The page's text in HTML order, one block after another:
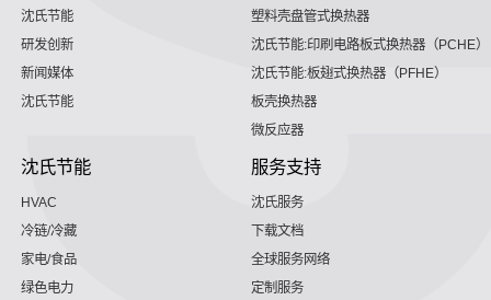
沈氏节能
研发创新
新闻媒体
沈氏节能
塑料壳盘管式换热器
沈氏节能:印刷电路板式换热器（PCHE）
沈氏节能:板翅式换热器（PFHE）
板壳换热器
微反应器
沈氏节能
HVAC
冷链/冷藏
家电/食品
绿色电力
服务支持
沈氏服务
下载文档
全球服务网络
定制服务